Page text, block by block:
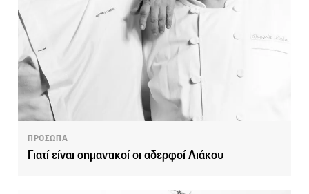
ΠΡΟΣΩΠΑ
Γιατί είναι σημαντικοί οι αδερφοί Λιάκου